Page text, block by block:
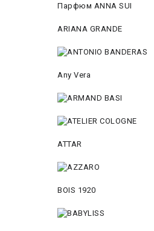
Парфюм ANNA SUI
ARIANA GRANDE
Any Vera
ATTAR
BOIS 1920